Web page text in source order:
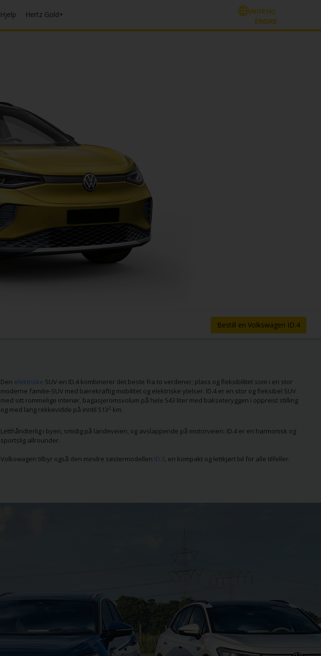
Hjelp Hertz Gold+ (NORSK)
ENDRE
Bestill en Volkswagen ID.4
Den elektriske SUV-en ID.4 kombinerer det beste fra to verdener; plass og fleksibilitet som i en stor
moderne familie-SUV med bærekraftig mobilitet og elektriske ytelser. ID.4 er en stor og fleksibel SUV
med sitt rommelige interiør, bagasjeromsvolum på hele 543 liter med bakseteryggen i oppreist stilling
og med lang rekkevidde på inntil 5132 km.
Letthåndterlig i byen, smidig på landeveien, og avslappende på motorveien: ID.4 er en harmonisk og
sportslig allrounder.
Volkswagen tilbyr også den mindre søstermodellen ID.3, en kompakt og lettkjørt bil for alle tilfeller.